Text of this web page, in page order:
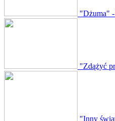
"Dżuma"
"Zdążyć
"Inny